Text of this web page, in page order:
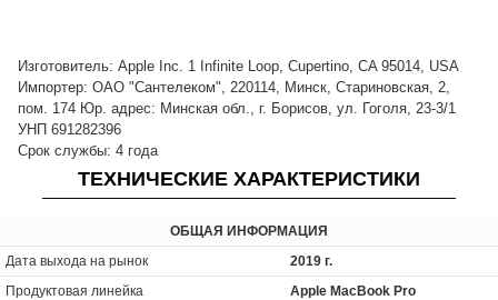
Изготовитель: Apple Inc. 1 Infinite Loop, Cupertino, CA 95014, USA
Импортер: ОАО "Сантелеком", 220114, Минск, Стариновская, 2,
пом. 174 Юр. адрес: Минская обл., г. Борисов, ул. Гоголя, 23-3/1
УНП 691282396
Срок службы: 4 года
ТЕХНИЧЕСКИЕ ХАРАКТЕРИСТИКИ
ОБЩАЯ ИНФОРМАЦИЯ
Дата выхода на рынок
2019 г.
Продуктовая линейка
Apple MacBook Pro